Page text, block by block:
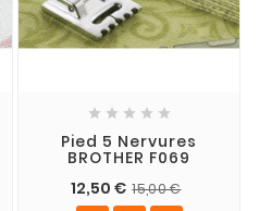
    
Pied 5 Nervures
BROTHER F069
12,50 € 15,00 €